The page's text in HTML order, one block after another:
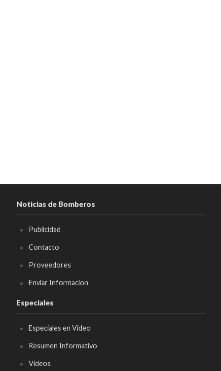
Noticias de Bomberos
Publicidad
Contacto
Proveedores
Enviar Informacion
Especiales
Especiales en Video
Resumen Informativo
Videos